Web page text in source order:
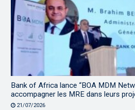
Bank of Africa lance “BOA MDM
accompagner les MRE dans leurs
21/07/2026